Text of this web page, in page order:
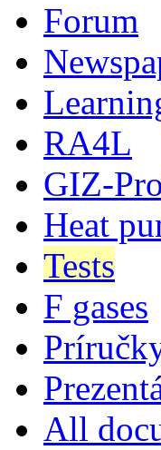
Forum
RA4L
GIZ-
Heat
Tests
F gases
All